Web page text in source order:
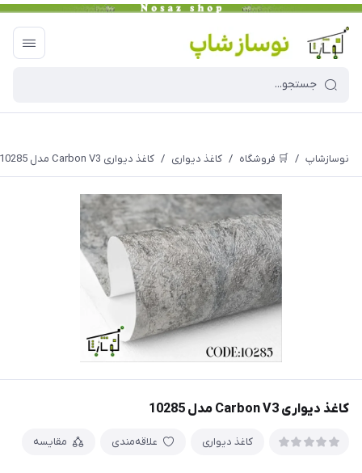
نوسازشاپ / 🛒 فروشگاه / کاغذ دیواری / کاغذ دیواری Carbon V3 مدل 10285
کاغذ دیواری Carbon V3 مدل 10285
کاغذ دیواری علاقه‌مندی مقایسه